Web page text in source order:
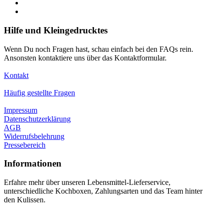
Hilfe und Kleingedrucktes
Wenn Du noch Fragen hast, schau einfach bei den FAQs rein.
Ansonsten kontaktiere uns über das Kontaktformular.
Kontakt
Häufig gestellte Fragen
Impressum
Datenschutzerklärung
AGB
Widerrufsbelehrung
Pressebereich
Informationen
Erfahre mehr über unseren Lebensmittel-Lieferservice,
unterschiedliche Kochboxen, Zahlungsarten und das Team hinter
den Kulissen.